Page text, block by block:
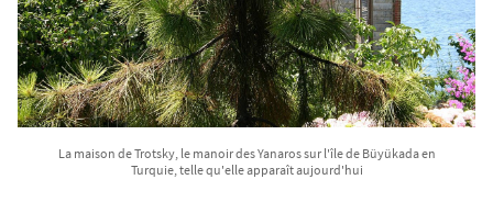
La maison de Trotsky, le manoir des Yanaros sur l'île de Büyükada en
Turquie, telle qu'elle apparaît aujourd'hui